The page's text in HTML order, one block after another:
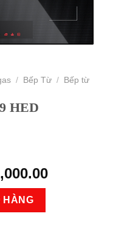
/ Bếp Từ / Bếp từ
HED
Current
HÀNG